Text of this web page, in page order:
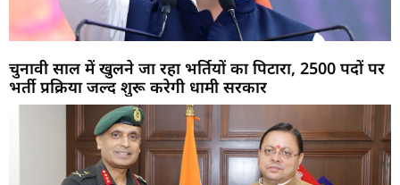
चुनावी साल में खुलने जा रहा भर्तियों का पिटारा, 2500 पदों पर
भर्ती प्रक्रिया जल्द शुरू करेगी धामी सरकार